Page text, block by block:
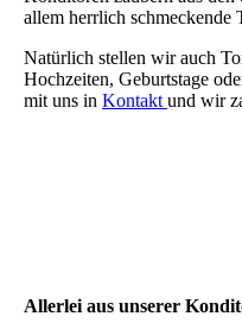
allem herrlich schmeckende
Natürlich stellen wir auch
Hochzeiten, Geburtstage
mit uns in Kontakt und wir
Allerlei aus unserer